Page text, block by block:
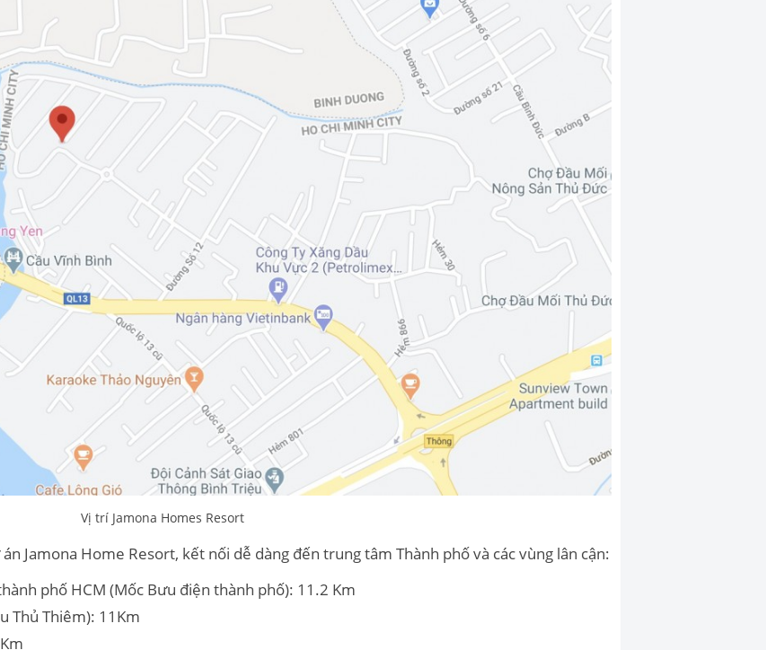
Vị trí Jamona Homes Resort
Jamona Home Resort, kết nối dễ dàng đến trung tâm Thành phố và các vùng lân cận:
phố HCM (Mốc Bưu điện thành phố): 11.2 Km
Thủ Thiêm): 11Km